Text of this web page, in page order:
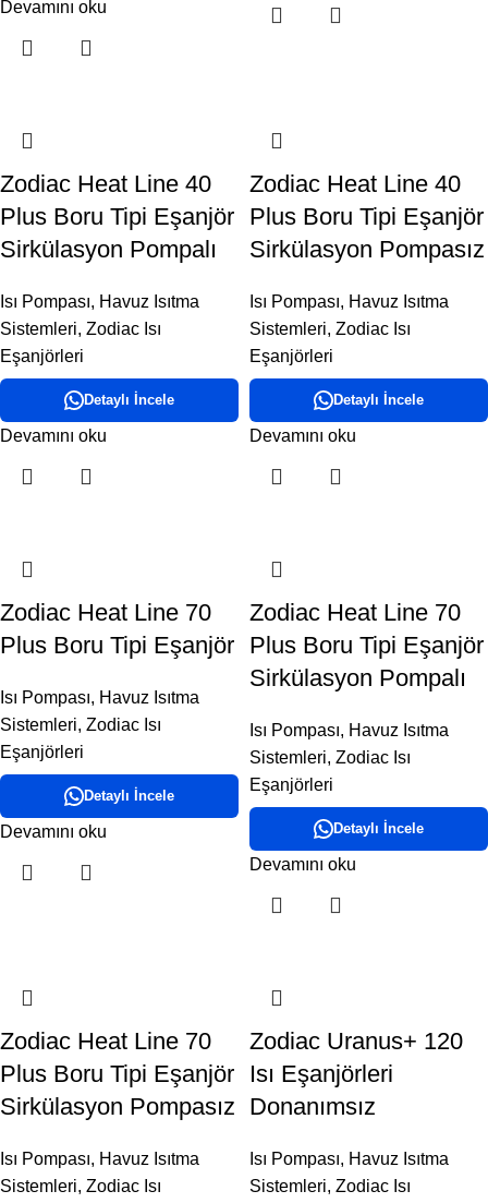
Devamını oku
Zodiac Heat Line 40
Plus Boru Tipi Eşanjör
Sirkülasyon Pompalı
Isı Pompası, Havuz Isıtma
Sistemleri, Zodiac Isı
Eşanjörleri
Detaylı İncele
Devamını oku
Zodiac Heat Line 40
Plus Boru Tipi Eşanjör
Sirkülasyon Pompasız
Isı Pompası, Havuz Isıtma
Sistemleri, Zodiac Isı
Eşanjörleri
Detaylı İncele
Devamını oku
Zodiac Heat Line 70
Plus Boru Tipi Eşanjör
Isı Pompası, Havuz Isıtma
Sistemleri, Zodiac Isı
Eşanjörleri
Detaylı İncele
Devamını oku
Zodiac Heat Line 70
Plus Boru Tipi Eşanjör
Sirkülasyon Pompalı
Isı Pompası, Havuz Isıtma
Sistemleri, Zodiac Isı
Eşanjörleri
Detaylı İncele
Devamını oku
Zodiac Heat Line 70
Plus Boru Tipi Eşanjör
Sirkülasyon Pompasız
Isı Pompası, Havuz Isıtma
Sistemleri, Zodiac Isı
Zodiac Uranus+ 120
Isı Eşanjörleri
Donanımsız
Isı Pompası, Havuz Isıtma
Sistemleri, Zodiac Isı